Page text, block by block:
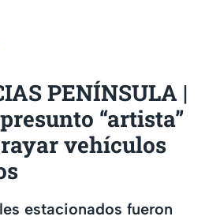
PENÍNSULA |
“artista”
vehículos
estacionados fueron